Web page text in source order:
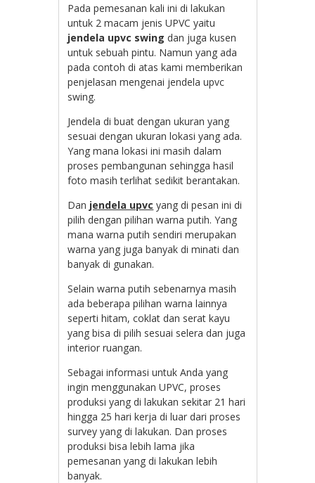
Pada pemesanan kali ini di lakukan
untuk 2 macam jenis UPVC yaitu
jendela upvc swing dan juga kusen
untuk sebuah pintu. Namun yang ada
pada contoh di atas kami memberikan
penjelasan mengenai jendela upvc
swing.
Jendela di buat dengan ukuran yang
sesuai dengan ukuran lokasi yang ada.
Yang mana lokasi ini masih dalam
proses pembangunan sehingga hasil
foto masih terlihat sedikit berantakan.
Dan jendela upvc yang di pesan ini di
pilih dengan pilihan warna putih. Yang
mana warna putih sendiri merupakan
warna yang juga banyak di minati dan
banyak di gunakan.
Selain warna putih sebenarnya masih
ada beberapa pilihan warna lainnya
seperti hitam, coklat dan serat kayu
yang bisa di pilih sesuai selera dan juga
interior ruangan.
Sebagai informasi untuk Anda yang
ingin menggunakan UPVC, proses
produksi yang di lakukan sekitar 21 hari
hingga 25 hari kerja di luar dari proses
survey yang di lakukan. Dan proses
produksi bisa lebih lama jika
pemesanan yang di lakukan lebih
banyak.